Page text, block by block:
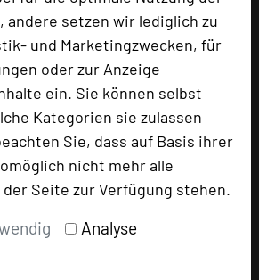
andere setzen wir lediglich zu
und Marketingzwecken, für
oder zur Anzeige
ein. Sie können selbst
Kategorien sie zulassen
Sie, dass auf Basis ihrer
nicht mehr alle
Seite zur Verfügung stehen.
Analyse